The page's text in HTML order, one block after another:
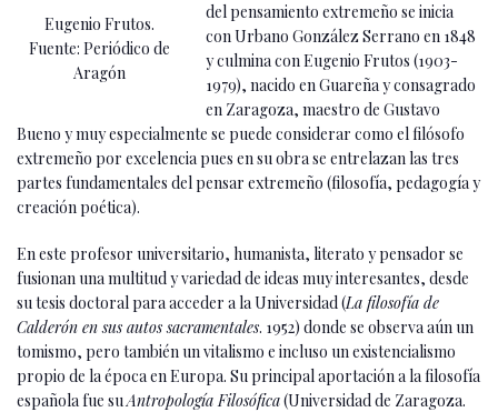
Eugenio Frutos.
Fuente: Periódico de
Aragón
del pensamiento extremeño se inicia
con Urbano González Serrano en 1848
y culmina con Eugenio Frutos (1903-
1979), nacido en Guareña y consagrado
en Zaragoza, maestro de Gustavo
Bueno y muy especialmente se puede considerar como el filósofo
extremeño por excelencia pues en su obra se entrelazan las tres
partes fundamentales del pensar extremeño (filosofía, pedagogía y
creación poética).
En este profesor universitario, humanista, literato y pensador se
fusionan una multitud y variedad de ideas muy interesantes, desde
su tesis doctoral para acceder a la Universidad (La filosofía de
Calderón en sus autos sacramentales. 1952) donde se observa aún un
tomismo, pero también un vitalismo e incluso un existencialismo
propio de la época en Europa. Su principal aportación a la filosofía
española fue suAntropología Filosófica(Universidad de Zaragoza.